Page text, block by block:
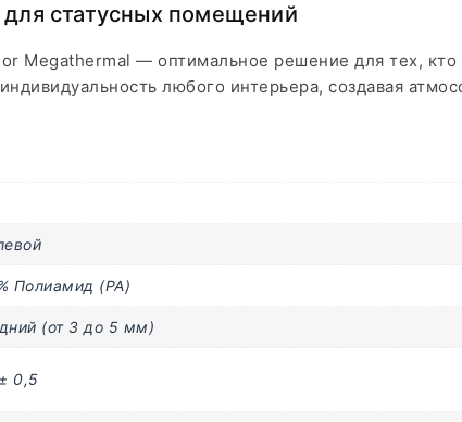
статусных помещений
Megathermal — оптимальное решение для тех,
любого интерьера, создавая
Полиамид (PA)
(от 3 до 5 мм)
0,5